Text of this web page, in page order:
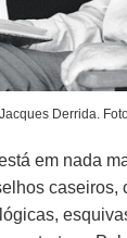
Jacques Derrida.
em nada
caseiros,